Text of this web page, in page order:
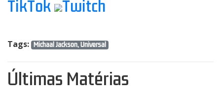
TikTok Twitch
Tags: Michaal Jackson, Universal
Últimas Matérias